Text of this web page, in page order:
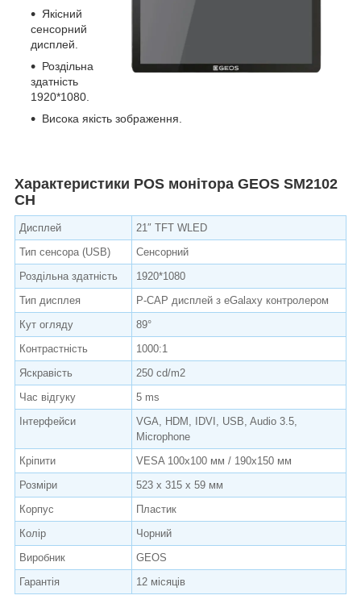
Якісний
сенсорний
дисплей.
Роздільна
здатність
1920*1080.
Висока якість зображення.
Характеристики POS монітора GEOS SM2102
CH
Дисплей
21″ TFT WLED
Тип сенсора (USB)
Сенсорний
Роздільна здатність
1920*1080
Тип дисплея
P-CAP дисплей з eGalaxy контролером
Кут огляду
89°
Контрастність
1000:1
Яскравість
250 cd/m2
Час відгуку
5 ms
Інтерфейси
VGA, HDM, IDVI, USB, Audio 3.5,
Microphone
Кріпити
VESA 100х100 мм / 190х150 мм
Розміри
523 х 315 х 59 мм
Корпус
Пластик
Колір
Чорний
Виробник
GEOS
Гарантія
12 місяців